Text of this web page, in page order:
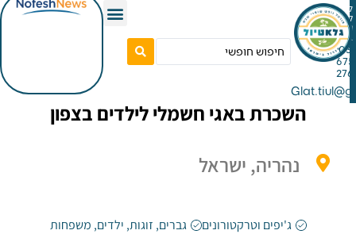
השכרת באגי חשמלי לילדים בצפון
נהריה, ישראל
ג'יפים וטרקטורונים גברים,זוגות,ילדים,משפחות